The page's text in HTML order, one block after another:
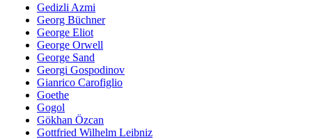
Gedizli Azmi
Georg Büchner
George Eliot
George Orwell
George Sand
Georgi Gospodinov
Gianrico Carofiglio
Goethe
Gogol
Gökhan Özcan
Gottfried Wilhelm Leibniz